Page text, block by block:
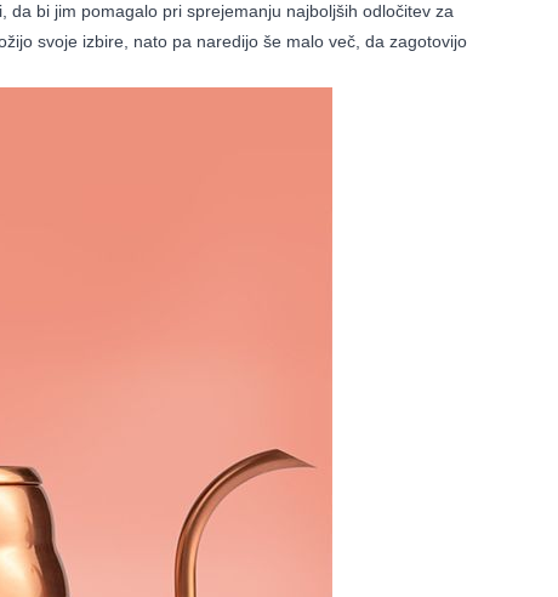
bi jim pomagalo pri sprejemanju najboljših odločitev za
svoje izbire, nato pa naredijo še malo več, da zagotovijo